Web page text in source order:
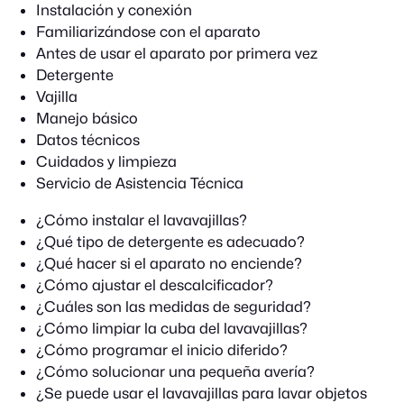
Instalación y conexión
Familiarizándose con el aparato
Antes de usar el aparato por primera vez
Detergente
Vajilla
Manejo básico
Datos técnicos
Cuidados y limpieza
Servicio de Asistencia Técnica
¿Cómo instalar el lavavajillas?
¿Qué tipo de detergente es adecuado?
¿Qué hacer si el aparato no enciende?
¿Cómo ajustar el descalcificador?
¿Cuáles son las medidas de seguridad?
¿Cómo limpiar la cuba del lavavajillas?
¿Cómo programar el inicio diferido?
¿Cómo solucionar una pequeña avería?
¿Se puede usar el lavavajillas para lavar objetos